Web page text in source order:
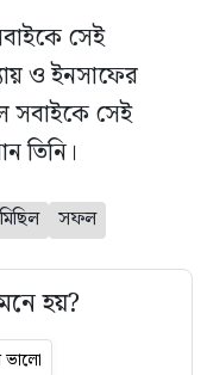
সেই
ও ইনসাফের
সবাইকে সেই
তিনি।
সফল
হয়?
ভালো